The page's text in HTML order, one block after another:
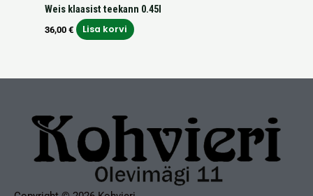
Weis klaasist teekann 0.45l
36,00 € Lisa korvi